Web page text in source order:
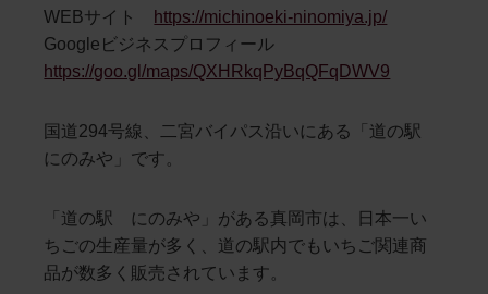
WEBサイト
https://michinoeki-ninomiya.jp/
Googleビジネスプロフィール
https://goo.gl/maps/QXHRkqPyBqQFqDWV9
国道294号線、二宮バイパス沿いにある「道の駅
にのみや」です。
「道の駅 にのみや」がある真岡市は、日本一い
ちごの生産量が多く、道の駅内でもいちご関連商
品が数多く販売されています。